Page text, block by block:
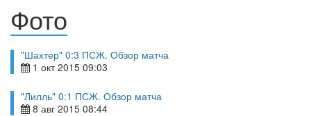
Фото
"Шахтер" 0:3 ПСЖ. Обзор матча
1 окт 2015 09:03
"Лилль" 0:1 ПСЖ. Обзор матча
8 авг 2015 08:44